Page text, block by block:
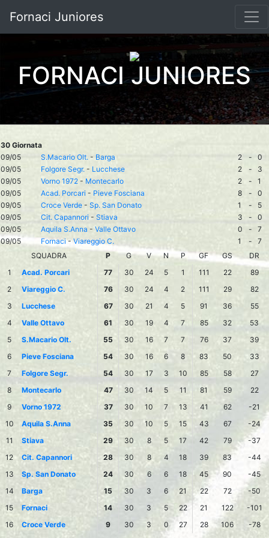
Fornaci Juniores
FORNACI JUNIORES
30 Giornata
09/05
S.Macario Olt. - Barga 2 -
0
09/05
Folgore Segr. - Lucchese 2 -
3
09/05
Vorno 1972 - Montecarlo 2 -
1
09/05
Acad. Porcari - Pieve Fosciana 8 -
0
09/05
Croce Verde - Sp. San Donato 1 -
5
09/05
Cit. Capannori - Stiava 3 -
0
09/05
Aquila S.Anna - Valle Ottavo 0 -
7
09/05
Fornaci-Viareggio C. 1 -
7
SQUADRA
P G V N P GF GS
DR
1
Acad. Porcari 77 30 24 5 1 111 22
89
2
Viareggio C. 76 30 24 4 2 111 29
82
3
Lucchese 67 30 21 4 5 91 36
55
4
Valle Ottavo 61 30 19 4 7 85 32
53
5
S.Macario Olt. 55 30 16 7 7 76 37
39
6
Pieve Fosciana 54 30 16 6 8 83 50
33
7
Folgore Segr. 54 30 17 3 10 85 58
27
8
Montecarlo 47 30 14 5 11 81 59
22
9
Vorno 1972 37 30 10 7 13 41 62
-21
10
Aquila S.Anna 35 30 10 5 15 43 67
-24
11
Stiava 29 30 8 5 17 42 79
-37
12
Cit. Capannori 28 30 8 4 18 39 83
-44
13
Sp. San Donato 24 30 6 6 18 45 90
-45
14
Barga 15 30 3 6 21 22 72
-50
15
Fornaci 14 30 3 5 22 21 122
-101
16
Croce Verde 9 30 3 0 27 28 106 -78